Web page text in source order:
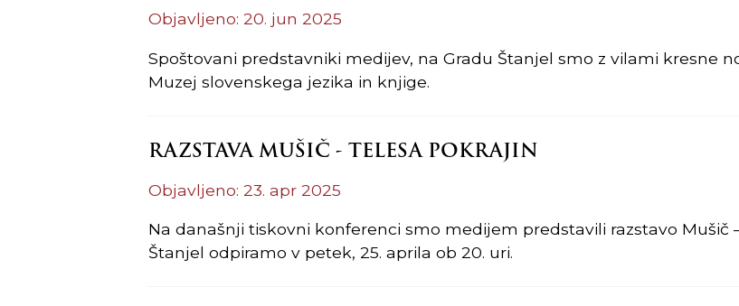
Objavljeno: 20. jun 2025
Spoštovani predstavniki medijev, na Gradu Štanjel smo z vilami kresne
Muzej slovenskega jezika in knjige.
RAZSTAVA MUŠIČ - TELESA POKRAJIN
Objavljeno: 23. apr 2025
Na današnji tiskovni konferenci smo medijem predstavili razstavo Mušič
Štanjel odpiramo v petek, 25. aprila ob 20. uri.